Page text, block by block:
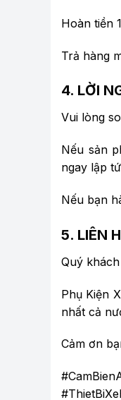
Hoàn tiền
Trả hàng
4. LỜI
Vui lòng
Nếu sản
ngay lập
Nếu bạn
5. LIÊN
Quý
Phụ Kiện
nhất cả
Cảm ơn